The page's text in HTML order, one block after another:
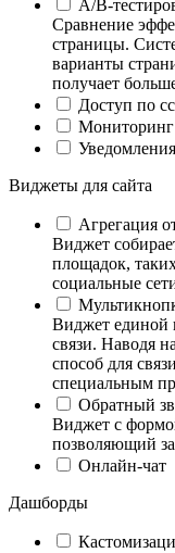
А/B-
Сравнение
страницы.
варианты
получает
Доступ по
Мониторинг
Уведомления
Виджеты для сайта
Агрегация
Виджет
площадок,
социальные
Виджет единой
связи. Наводя
способ для
специальным
Обратный
Виджет с
позволяющий
Онлайн-чат
Дашборды